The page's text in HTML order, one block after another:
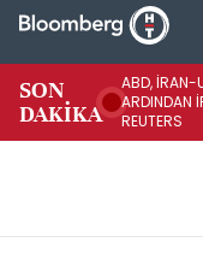
SON
DAKİKA
ABD, İRAN-
ARDINDAN
REUTERS